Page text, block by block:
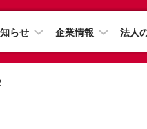
らせ 企業情報 法人